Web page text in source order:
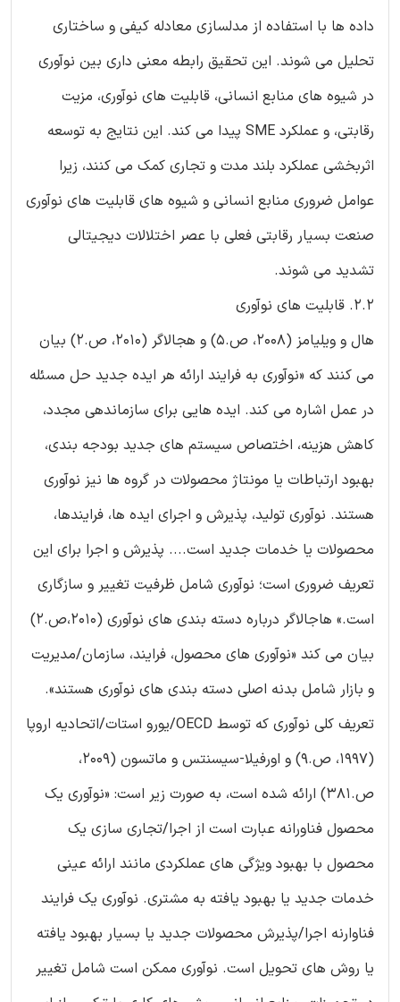
داده ها با استفاده از مدلسازی معادله کیفی و ساختاری
تحلیل می شوند. این تحقیق رابطه معنی داری بین نوآوری
در شیوه های منابع انسانی، قابلیت های نوآوری، مزیت
رقابتی، و عملکرد SME پیدا می کند. این نتایج به توسعه
اثربخشی عملکرد بلند مدت و تجاری کمک می کنند، زیرا
عوامل ضروری منابع انسانی و شیوه های قابلیت های نوآوری
صنعت بسیار رقابتی فعلی با عصر اختلالات دیجیتالی
تشدید می شوند.
2.2. قابلیت های نوآوری
هال و ویلیامز (2008، ص.5) و هجالاگر (2010، ص.2) بیان
می کنند که «نوآوری به فرایند ارائه هر ایده جدید حل مسئله
در عمل اشاره می کند. ایده هایی برای سازماندهی مجدد،
کاهش هزینه، اختصاص سیستم های جدید بودجه بندی،
بهبود ارتباطات یا مونتاژ محصولات در گروه ها نیز نوآوری
هستند. نوآوری تولید، پذیرش و اجرای ایده ها، فرایندها،
محصولات یا خدمات جدید است.... پذیرش و اجرا برای این
تعریف ضروری است؛ نوآوری شامل ظرفیت تغییر و سازگاری
است.» هاجالاگر درباره دسته بندی های نوآوری (2010،ص.2)
بیان می کند «نوآوری های محصول، فرایند، سازمان/مدیریت
و بازار شامل بدنه اصلی دسته بندی های نوآوری هستند».
تعریف کلی نوآوری که توسط OECD/یورو استات/اتحادیه اروپا
(1997، ص.9) و اورفیلا-سیسنتس و ماتسون (2009،
ص.381) ارائه شده است، به صورت زیر است: «نوآوری یک
محصول فناورانه عبارت است از اجرا/تجاری سازی یک
محصول با بهبود ویژگی های عملکردی مانند ارائه عینی
خدمات جدید یا بهبود یافته به مشتری. نوآوری یک فرایند
فناوارنه اجرا/پذیرش محصولات جدید یا بسیار بهبود یافته
یا روش های تحویل است. نوآوری ممکن است شامل تغییر